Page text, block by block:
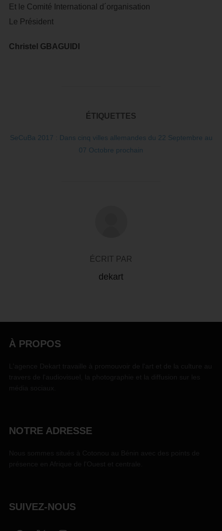
Et le Comité International d´organisation
Le Président
Christel GBAGUIDI
ÉTIQUETTES
SeCuBa 2017 : Dans cinq villes allemandes du 22 Septembre au
07 Octobre prochain
ÉCRIT PAR
dekart
À PROPOS
NOTRE ADRESSE
SUIVEZ-NOUS